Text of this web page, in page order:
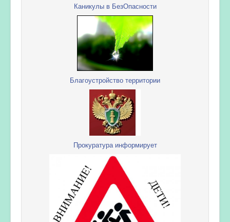
Каникулы в БезОпасности
Благоустройство территории
Прокуратура информирует